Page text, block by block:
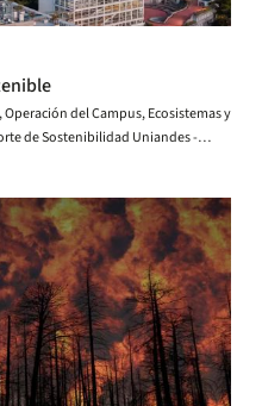
del Campus, Ecosistemas y
de Sostenibilidad Uniandes -